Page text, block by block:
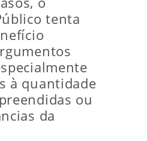
tenta
à quantidade
ou
da